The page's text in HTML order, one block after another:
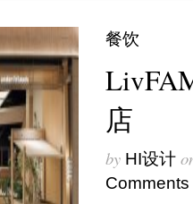
餐饮
店
by HI设计
Comments